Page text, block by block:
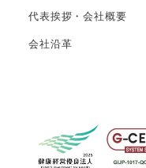
代表挨拶・会社概要
会社沿革